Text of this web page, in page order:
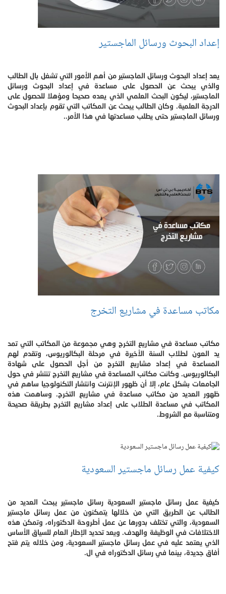
إعداد البحوث ورسائل الماجستير
يعد إعداد البحوث ورسائل الماجستير من أهم الأمور التي تشغل بال الطالب
والذي يبحث عن الحصول على مساعدة في إعداد البحوث ورسائل
الماجستير، ليكون البحث العلمي الذي يعده صحيحا ومؤهلا للحصول على
الدرجة العلمية. وكان الطالب يبحث عن المكاتب التي تقوم بإعداد البحوث
ورسائل الماجستير حتى يطلب مساعدتها في هذا الأمر..
مكاتب مساعدة في مشاريع التخرج
مكاتب مساعدة في مشاريع التخرج وهي مجموعة من المكاتب التي تمد
يد العون لطلاب السنة الأخيرة في مرحلة البكالوريوس، وتقدم لهم
المساعدة في إعداد مشاريع التخرج من أجل الحصول على شهادة
البكالوريوس. وكانت مكاتب المساعدة في مشاريع التخرج تنتشر في حول
الجامعات بشكل عام، إلا أن ظهور الإنترنت وانتشار التكنولوجيا ساهم في
ظهور العديد من مكاتب مساعدة في مشاريع التخرج. وساهمت هذه
المكاتب في مساعدة الطلاب على إعداد مشاريع التخرج بطريقة صحيحة
ومتناسبة مع الشروط.
كيفية عمل رسائل ماجستير السعودية
كيفية عمل رسائل ماجستير السعودية رسائل ماجستير يبحث العديد من
الطالب عن الطريق التي من خلالها يتمكنون من عمل رسائل ماجستير
السعودية، والتي تختلف بدورها عن عمل أطروحة الدكتوراه، وتمكن هذه
الاختلافات في الوظيفة والهدف. ويعد تحديد الإطار العام للسياق الأساس
الذي يعتمد عليه في عمل رسائل ماجستير السعودية، ومن خلاله يتم فتح
أفاق جديدة، بينما في رسائل الدكتوراه في ال.